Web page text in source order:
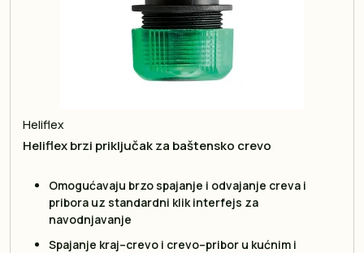
Heliflex
Heliflex brzi priključak za baštensko crevo
Omogućavaju brzo spajanje i odvajanje creva i
pribora uz standardni klik interfejs za
navodnjavanje
Spajanje kraj–crevo i crevo–pribor u kućnim i